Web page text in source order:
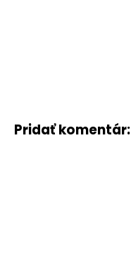
Pridať komentár: